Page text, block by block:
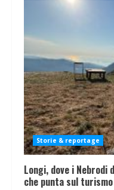
Storie & reportage
Longi, dove i
che punta sul